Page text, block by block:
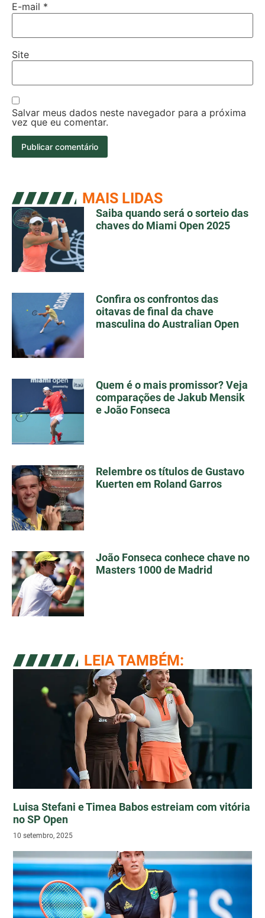
E-mail *
Site
Salvar meus dados neste navegador para a próxima
vez que eu comentar.
MAIS LIDAS
Saiba quando será o sorteio das
chaves do Miami Open 2025
Confira os confrontos das
oitavas de final da chave
masculina do Australian Open
Quem é o mais promissor? Veja
comparações de Jakub Mensik
e João Fonseca
Relembre os títulos de Gustavo
Kuerten em Roland Garros
João Fonseca conhece chave no
Masters 1000 de Madrid
LEIA TAMBÉM:
Luisa Stefani e Timea Babos estreiam com vitória
no SP Open
10 setembro, 2025